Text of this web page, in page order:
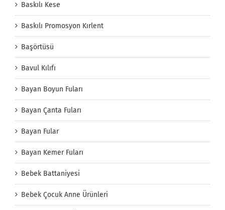
Baskılı Kese
Baskılı Promosyon Kırlent
Başörtüsü
Bavul Kılıfı
Bayan Boyun Fuları
Bayan Çanta Fuları
Bayan Fular
Bayan Kemer Fuları
Bebek Battaniyesi
Bebek Çocuk Anne Ürünleri